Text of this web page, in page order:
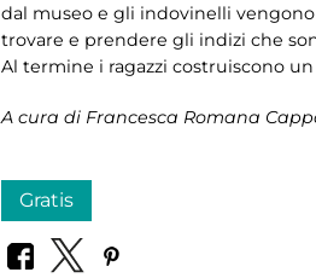
dal museo e gli indovinelli vengono
trovare e prendere gli indizi che
Al termine i ragazzi costruiscono
A cura di Francesca Romana
Gratis